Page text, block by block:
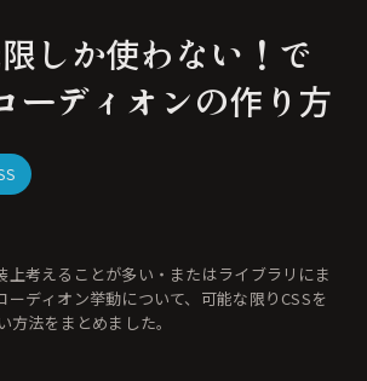
しか使わない！で
ーディオンの作り方
上考えることが多い・またはライブラリにま
ーディオン挙動について、可能な限りCSSを
法をまとめました。